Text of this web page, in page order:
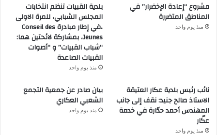
مشروع “إعادة الإخضرار” في
المناطق المتضررة
منذ يوم واحد
بلدية القبيات تنظم انتخابات
المجلس الشبابي، للمرة الاولى
،في إطار مبادرة Conseil des
Jeunes، بمشاركة لائحتين هما:
“شباب القبيات” و “أصوات
القبيات الصاعدة
منذ يوم واحد
نائب رئيس بلدية عكار العتيقة
الاستاذ صالح جنيد: نقف إلى جانب
المهندس أحمد حدّارة في خدمة
عكّار
منذ يوم واحد
بيان صادر عن جمعية التجمع
الشعبي العكاري
منذ يوم واحد